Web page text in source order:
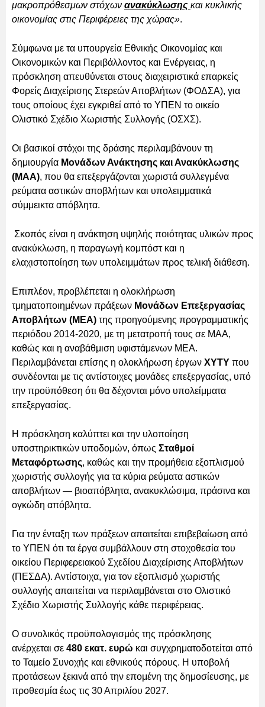
μακροπρόθεσμων στόχων ανακύκλωσης και κυκλικής
οικονομίας στις Περιφέρειες της χώρας».
Σύμφωνα με τα υπουργεία Εθνικής Οικονομίας και
Οικονομικών και Περιβάλλοντος και Ενέργειας, η
πρόσκληση απευθύνεται στους διαχειριστικά επαρκείς
Φορείς Διαχείρισης Στερεών Αποβλήτων (ΦΟΔΣΑ), για
τους οποίους έχει εγκριθεί από το ΥΠΕΝ το οικείο
Ολιστικό Σχέδιο Χωριστής Συλλογής (ΟΣΧΣ).
Οι βασικοί στόχοι της δράσης περιλαμβάνουν τη
δημιουργία Μονάδων Ανάκτησης και Ανακύκλωσης
(ΜΑΑ), που θα επεξεργάζονται χωριστά συλλεγμένα
ρεύματα αστικών αποβλήτων και υπολειμματικά
σύμμεικτα απόβλητα.
Σκοπός είναι η ανάκτηση υψηλής ποιότητας υλικών προς
ανακύκλωση, η παραγωγή κομπόστ και η
ελαχιστοποίηση των υπολειμμάτων προς τελική διάθεση.
Επιπλέον, προβλέπεται η ολοκλήρωση
τμηματοποιημένων πράξεων Μονάδων Επεξεργασίας
Αποβλήτων (ΜΕΑ) της προηγούμενης προγραμματικής
περιόδου 2014-2020, με τη μετατροπή τους σε ΜΑΑ,
καθώς και η αναβάθμιση υφιστάμενων ΜΕΑ.
Περιλαμβάνεται επίσης η ολοκλήρωση έργων ΧΥΤΥ που
συνδέονται με τις αντίστοιχες μονάδες επεξεργασίας, υπό
την προϋπόθεση ότι θα δέχονται μόνο υπολείμματα
επεξεργασίας.
Η πρόσκληση καλύπτει και την υλοποίηση
υποστηρικτικών υποδομών, όπως Σταθμοί
Μεταφόρτωσης, καθώς και την προμήθεια εξοπλισμού
χωριστής συλλογής για τα κύρια ρεύματα αστικών
αποβλήτων — βιοαπόβλητα, ανακυκλώσιμα, πράσινα και
ογκώδη απόβλητα.
Για την ένταξη των πράξεων απαιτείται επιβεβαίωση από
το ΥΠΕΝ ότι τα έργα συμβάλλουν στη στοχοθεσία του
οικείου Περιφερειακού Σχεδίου Διαχείρισης Αποβλήτων
(ΠΕΣΔΑ). Αντίστοιχα, για τον εξοπλισμό χωριστής
συλλογής απαιτείται να περιλαμβάνεται στο Ολιστικό
Σχέδιο Χωριστής Συλλογής κάθε περιφέρειας.
Ο συνολικός προϋπολογισμός της πρόσκλησης
ανέρχεται σε 480 εκατ. ευρώ και συγχρηματοδοτείται από
το Ταμείο Συνοχής και εθνικούς πόρους. Η υποβολή
προτάσεων ξεκινά από την επομένη της δημοσίευσης, με
προθεσμία έως τις 30 Απριλίου 2027.